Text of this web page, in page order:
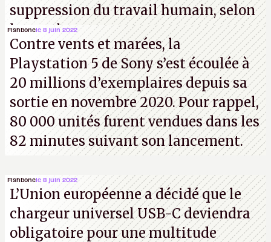
suppression du travail humain, selon
les analystes.
Fishbonele 8 juin 2022
Contre vents et marées, la
Playstation 5 de Sony s’est écoulée à
20 millions d’exemplaires depuis sa
sortie en novembre 2020. Pour rappel,
80 000 unités furent vendues dans les
82 minutes suivant son lancement.
Fishbonele 8 juin 2022
L’Union européenne a décidé que le
chargeur universel USB-C deviendra
obligatoire pour une multitude